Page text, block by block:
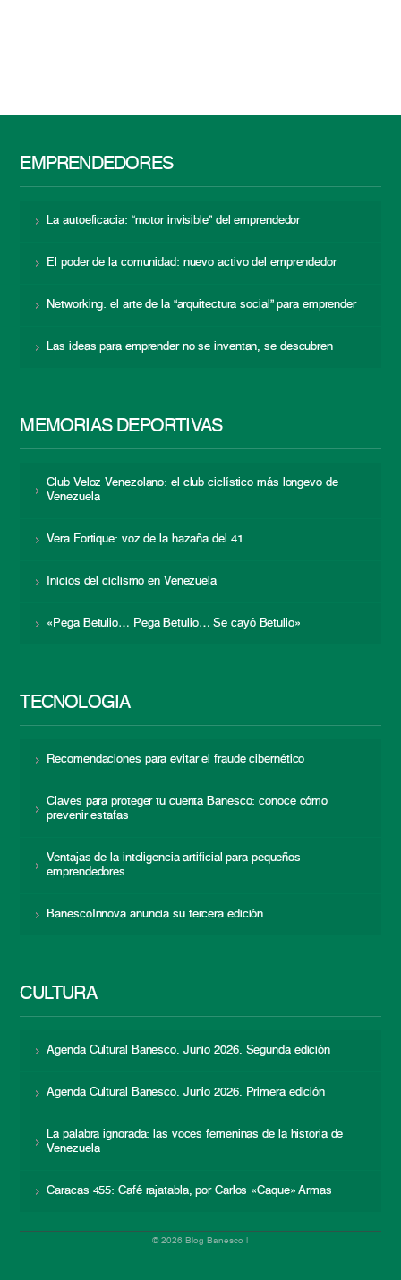
EMPRENDEDORES
La autoeficacia: “motor invisible” del emprendedor
El poder de la comunidad: nuevo activo del emprendedor
Networking: el arte de la “arquitectura social” para emprender
Las ideas para emprender no se inventan, se descubren
MEMORIAS DEPORTIVAS
Club Veloz Venezolano: el club ciclístico más longevo de
Venezuela
Vera Fortique: voz de la hazaña del 41
Inicios del ciclismo en Venezuela
«Pega Betulio… Pega Betulio… Se cayó Betulio»
TECNOLOGÍA
Recomendaciones para evitar el fraude cibernético
Claves para proteger tu cuenta Banesco: conoce cómo
prevenir estafas
Ventajas de la inteligencia artificial para pequeños
emprendedores
BanescoInnova anuncia su tercera edición
CULTURA
Agenda Cultural Banesco. Junio 2026. Segunda edición
Agenda Cultural Banesco. Junio 2026. Primera edición
La palabra ignorada: las voces femeninas de la historia de
Venezuela
Caracas 455: Café rajatabla, por Carlos «Caque» Armas
© 2026 Blog Banesco |